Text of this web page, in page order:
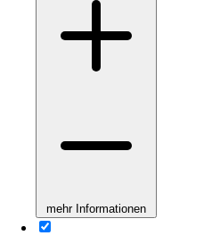
mehr Informationen